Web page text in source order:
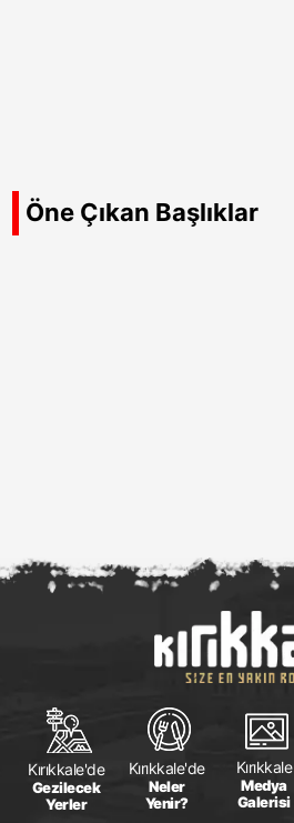
Öne Çıkan Başlıklar
Kırıkkale'de
Gezilecek
Yerler
Kırıkkale'de
Neler
Yenir?
Kırıkkale
Medya
Galerisi